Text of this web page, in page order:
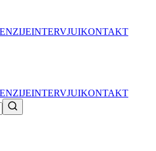
INTERVJUIKONTAKT
INTERVJUIKONTAKT